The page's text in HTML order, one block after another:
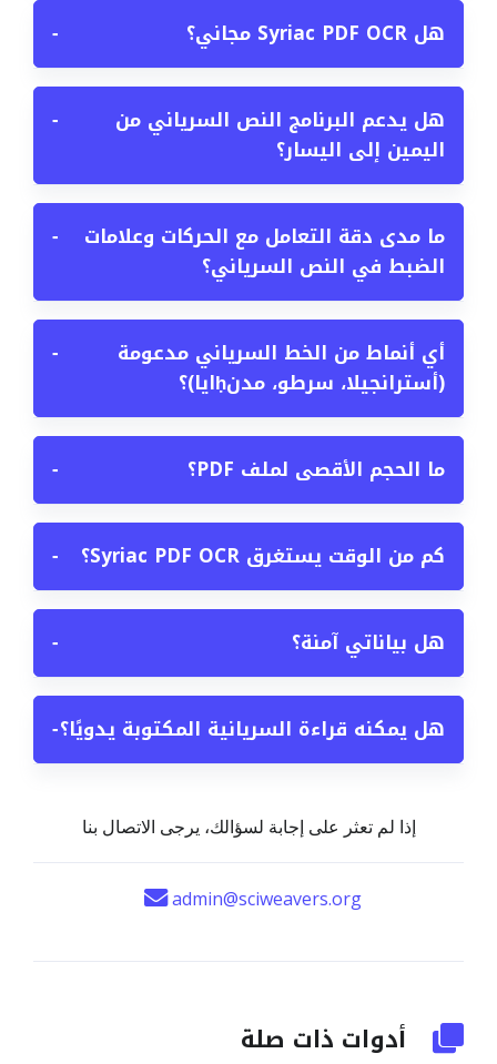
هل Syriac PDF OCR مجاني؟ −
هل يدعم البرنامج النص السرياني من
اليمين إلى اليسار؟
−
ما مدى دقة التعامل مع الحركات وعلامات
الضبط في النص السرياني؟
−
أي أنماط من الخط السرياني مدعومة
(أسترانجيلا، سرطو، مدنḥايا)؟
−
ما الحجم الأقصى لملف PDF؟ −
كم من الوقت يستغرق Syriac PDF OCR؟ −
هل بياناتي آمنة؟ −
هل يمكنه قراءة السريانية المكتوبة يدويًا؟−
إذا لم تعثر على إجابة لسؤالك، يرجى الاتصال بنا
admin@sciweavers.org
أدوات ذات صلة